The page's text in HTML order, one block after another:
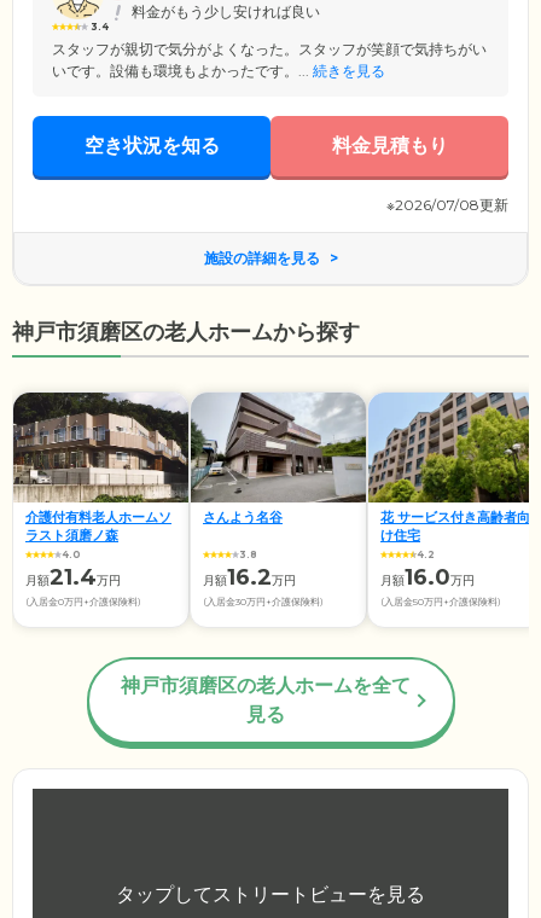
3.4
料金がもう少し安ければ良い
スタッフが親切で気分がよくなった。スタッフが笑顔で気持ちがい
いです。設備も環境もよかったです。... 続きを見る
空き状況を知る 料金見積もり
※2026/07/08更新
施設の詳細を見る
神戸市須磨区の老人ホームから探す
介護付有料老人ホームソ
ラスト須磨ノ森
4.0
月額21.4万円
(入居金0万円+介護保険料)
さんよう名谷
3.8
月額16.2万円
(入居金30万円+介護保険料)
花 サービス付き高齢者向
け住宅
4.2
月額16.0万円
(入居金50万円+介護保険料)
神戸市須磨区の老人ホームを全て
見る